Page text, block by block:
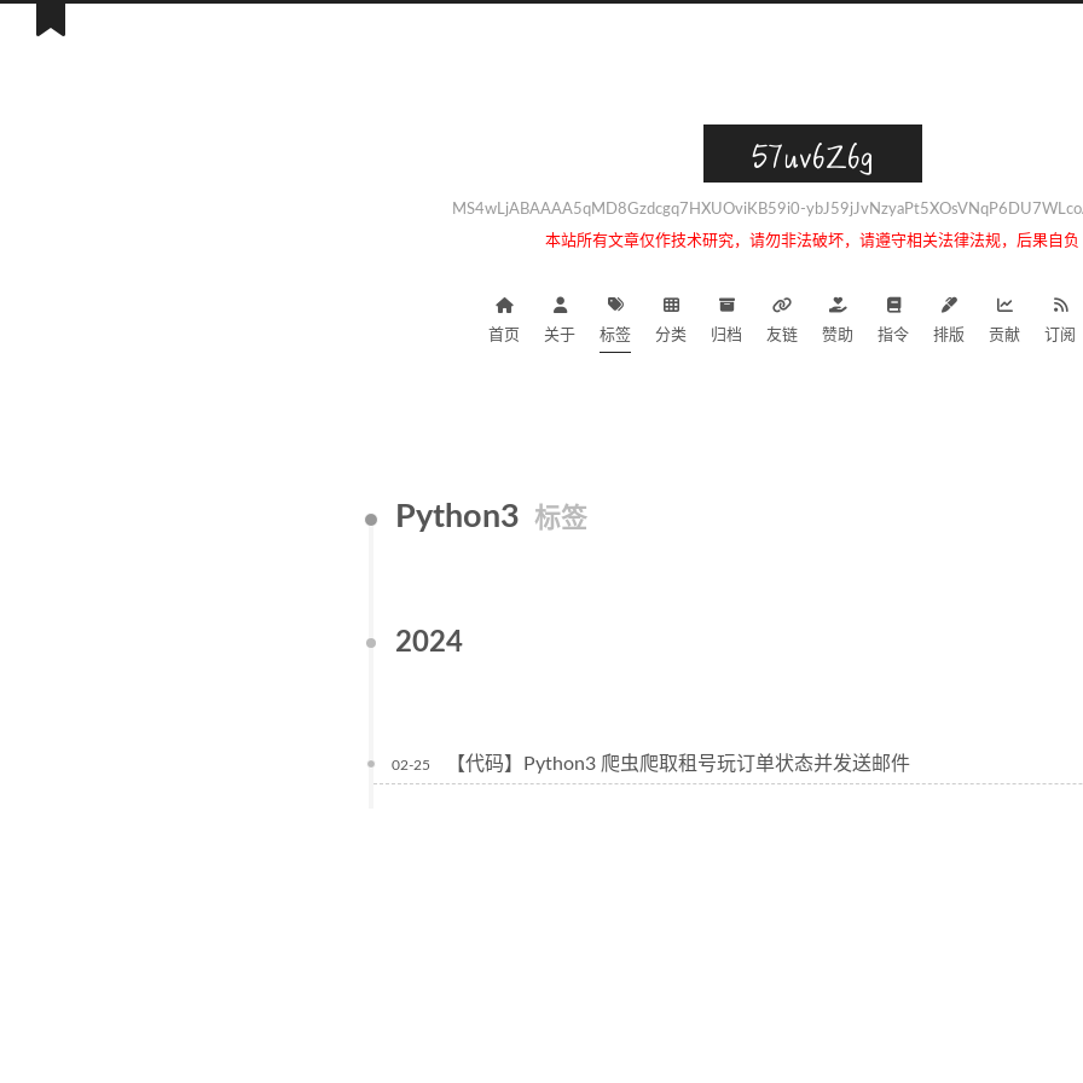
57uv6Z6g
MS4wLjABAAAA5qMD8Gzdcgq7HXUOviKB59i0-
本站所有文章仅作技术研究，请勿非法破坏，请遵守相关法律法规，后果自负
首页 关于 标签 分类 归档 友链 赞助 指令 排版 贡献 订阅
Python3 标签
2024
02-25 【代码】Python3 爬虫爬取租号玩订单状态并发送邮件